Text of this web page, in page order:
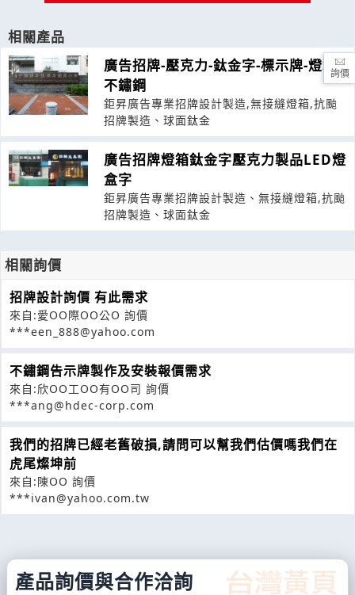
相關產品
廣告招牌-壓克力-鈦金字-標示牌-燈箱-
不鏽鋼
鉅昇廣告專業招牌設計製造,無接縫燈箱,抗颱
招牌製造、球面鈦金
廣告招牌燈箱鈦金字壓克力製品LED燈
盒字
鉅昇廣告專業招牌設計製造、無接縫燈箱,抗颱
招牌製造、球面鈦金
相關詢價
招牌設計詢價 有此需求
來自:愛OO際OO公O 詢價
***een_888@yahoo.com
不鏽鋼告示牌製作及安裝報價需求
來自:欣OO工OO有OO司 詢價
***ang@hdec-corp.com
我們的招牌已經老舊破損,請問可以幫我們估價嗎我們在
虎尾燦坤前
來自:陳OO 詢價
***ivan@yahoo.com.tw
產品詢價與合作洽詢
詢價